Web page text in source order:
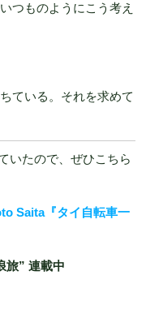
つものようにこう考え
ている。それを求めて
いたので、ぜひこちら
Saita『タイ自転車一
旅” 連載中